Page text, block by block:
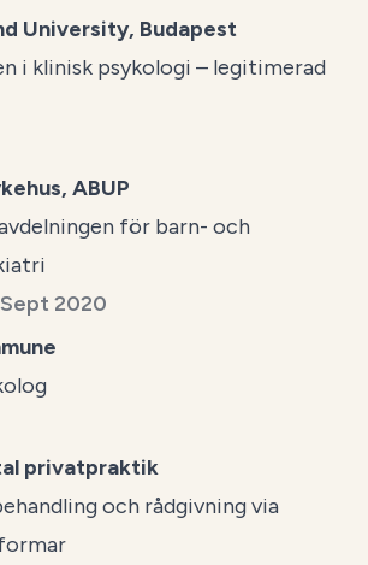
University, Budapest
i klinisk psykologi – legitimerad
ABUP
för barn- och
2020
privatpraktik
och rådgivning via